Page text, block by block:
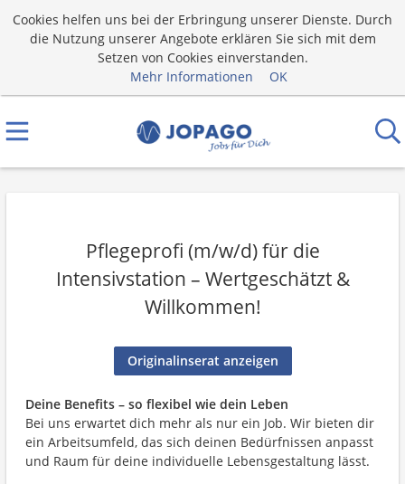
Cookies helfen uns bei der Erbringung unserer Dienste. Durch
die Nutzung unserer Angebote erklären Sie sich mit dem
Setzen von Cookies einverstanden.
Mehr Informationen
OK
Pflegeprofi (m/w/d) für die
Intensivstation – Wertgeschätzt &
Willkommen!
Originalinserat anzeigen
Deine Benefits – so flexibel wie dein Leben
Bei uns erwartet dich mehr als nur ein Job. Wir bieten dir
ein Arbeitsumfeld, das sich deinen Bedürfnissen anpasst
und Raum für deine individuelle Lebensgestaltung lässt.